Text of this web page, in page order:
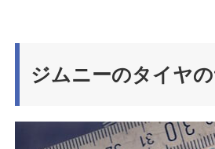
ジムニーのタイヤ